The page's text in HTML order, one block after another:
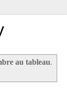
au tableau.